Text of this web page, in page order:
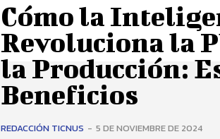
Cómo la
Revoluciona la
la Producción:
Beneficios
REDACCIÓN TICNUS - 5 DE NOVIEMBRE DE 2024